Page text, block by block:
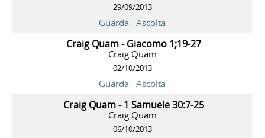
29/09/2013
Guarda Ascolta
Craig Quam - Giacomo 1;19-27
Craig Quam
02/10/2013
Guarda Ascolta
Craig Quam - 1 Samuele 30:7-25
Craig Quam
06/10/2013